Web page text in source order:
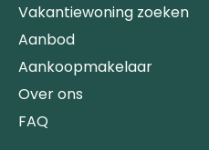
Vakantiewoning zoeken
Aanbod
Aankoopmakelaar
Over ons
FAQ